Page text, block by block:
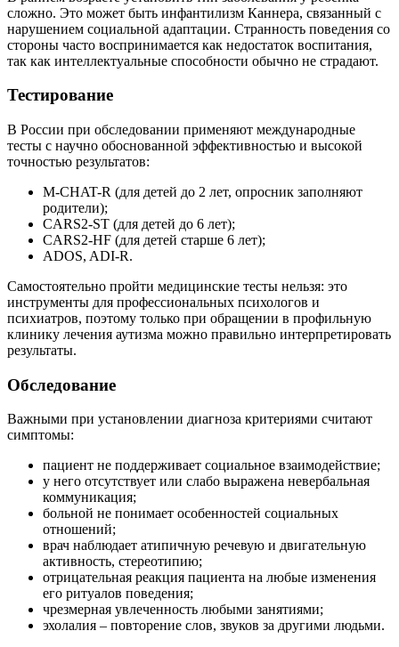
сложно. Это может быть инфантилизм Каннера, связанный с
нарушением социальной адаптации. Странность поведения со
стороны часто воспринимается как недостаток воспитания,
так как интеллектуальные способности обычно не страдают.
Тестирование
В России при обследовании применяют международные
тесты с научно обоснованной эффективностью и высокой
точностью результатов:
M-CHAT-R (для детей до 2 лет, опросник заполняют
родители);
CARS2-ST (для детей до 6 лет);
CARS2-HF (для детей старше 6 лет);
ADOS, ADI-R.
Самостоятельно пройти медицинские тесты нельзя: это
инструменты для профессиональных психологов и
психиатров, поэтому только при обращении в профильную
клинику лечения аутизма можно правильно интерпретировать
результаты.
Обследование
Важными при установлении диагноза критериями считают
симптомы:
пациент не поддерживает социальное взаимодействие;
у него отсутствует или слабо выражена невербальная
коммуникация;
больной не понимает особенностей социальных
отношений;
врач наблюдает атипичную речевую и двигательную
активность, стереотипию;
отрицательная реакция пациента на любые изменения
его ритуалов поведения;
чрезмерная увлеченность любыми занятиями;
эхолалия – повторение слов, звуков за другими людьми.